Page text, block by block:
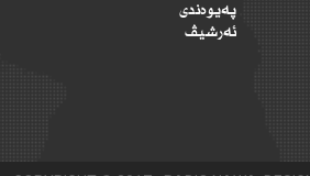
پەیوەندی
ئەرشیڤ